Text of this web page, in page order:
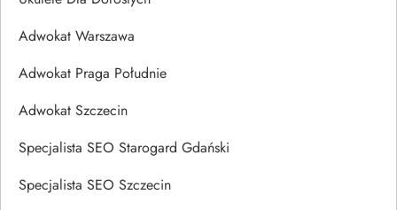
Adwokat Warszawa
Adwokat Praga Południe
Adwokat Szczecin
Specjalista SEO Starogard Gdański
Specjalista SEO Szczecin